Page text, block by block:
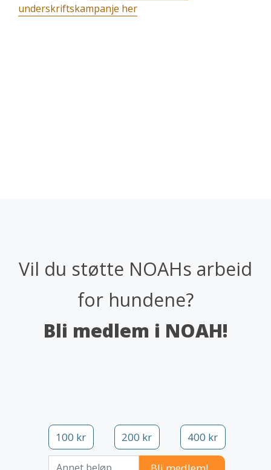
underskriftskampanje her
Vil du støtte NOAHs arbeid
for hundene?
Bli medlem i NOAH!
100 kr 200 kr 400 kr
Annet beløp